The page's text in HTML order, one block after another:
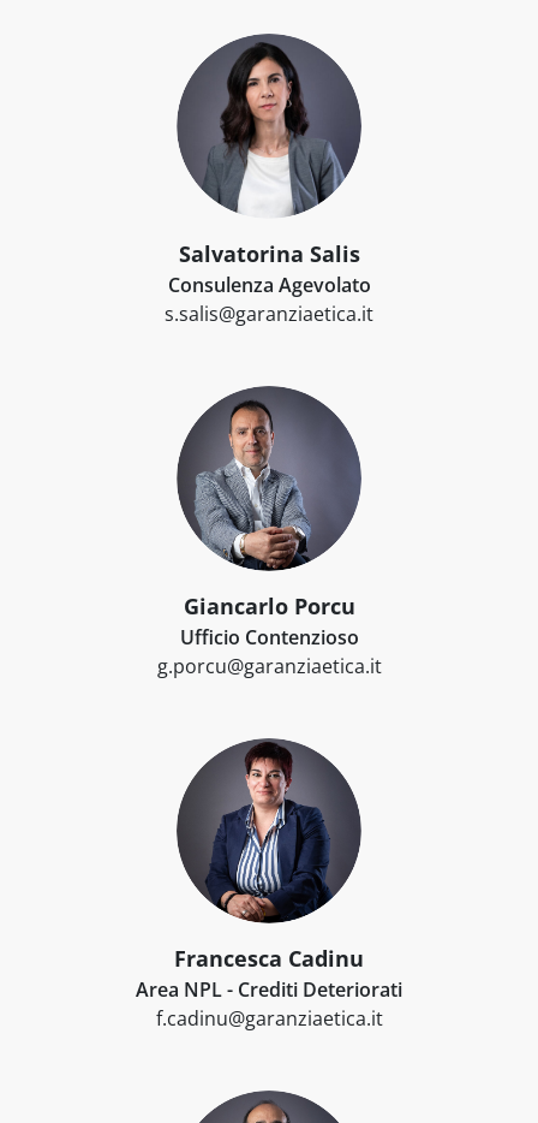
Salvatorina Salis
Consulenza Agevolato
s.salis@garanziaetica.it
Giancarlo Porcu
Ufficio Contenzioso
g.porcu@garanziaetica.it
Francesca Cadinu
Area NPL - Crediti Deteriorati
f.cadinu@garanziaetica.it